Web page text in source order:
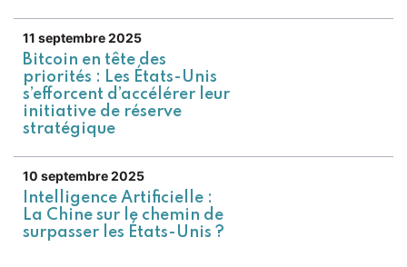
11 septembre 2025
Bitcoin en tête des
priorités : Les États-Unis
s’efforcent d’accélérer leur
initiative de réserve
stratégique
10 septembre 2025
Intelligence Artificielle :
La Chine sur le chemin de
surpasser les États-Unis ?